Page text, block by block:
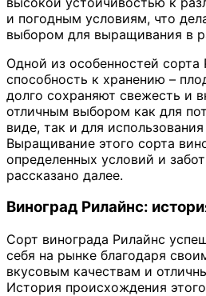
и погодным условиям, что
выбором для выращивания в
Одной из особенностей сорта
способность к хранению –
долго сохраняют свежесть и
отличным выбором как для
виде, так и для
Выращивание этого сорта
определенных условий и
рассказано далее.
Виноград Рилайнс:
Сорт винограда Рилайнс
себя на рынке благодаря
вкусовым качествам и
История происхождения